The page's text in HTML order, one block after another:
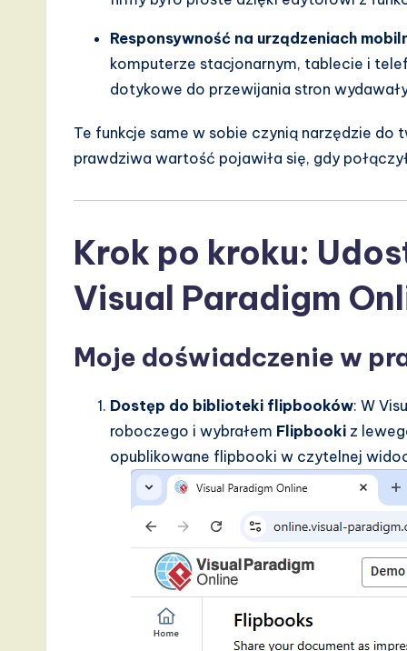
Responsywność na urządzeniach
komputerze stacjonarnym, tablecie i
dotykowe do przewijania stron
Te funkcje same w sobie czynią narzędzie
prawdziwa wartość pojawiła się, gdy
Krok po kroku:
Visual Paradigm
Moje doświadczenie w
Dostęp do biblioteki flipbooków: W
roboczego i wybrałem Flipbooki z
opublikowane flipbooki w czytelnej